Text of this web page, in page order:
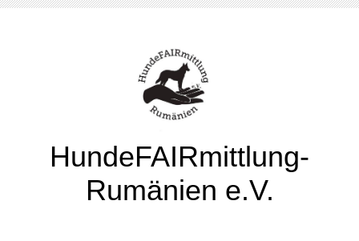
HundeFAIRmittlung-
Rumänien e.V.